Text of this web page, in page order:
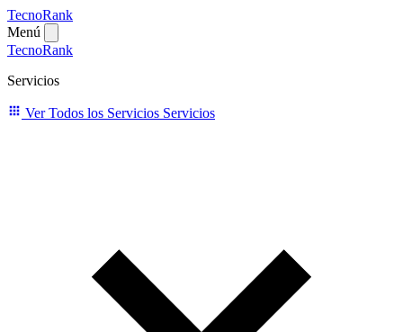
TecnoRank
Menú
TecnoRank
Servicios
Ver Todos los Servicios Servicios